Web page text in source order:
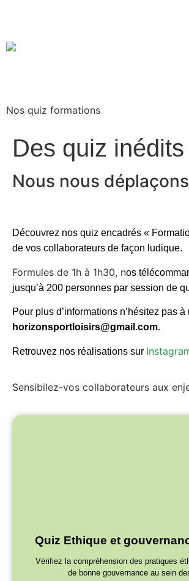
Nos quiz formations
Des quiz
Nous nous
Découvrez nos quiz encadrés «
de vos collaborateurs de façon ludique.
Formules de 1h à 1h30, nos
jusqu’à 200 personnes par session de
Pour plus d’informations n’hésitez pas
horizonsportl oisirs@gmail.com.
Retrouvez nos réalisations sur
Sensibilez-vos collaborateurs aux
Quiz Ethique et
Vérifiez la compréhension des pratiques
de bonne gouvernance au sein